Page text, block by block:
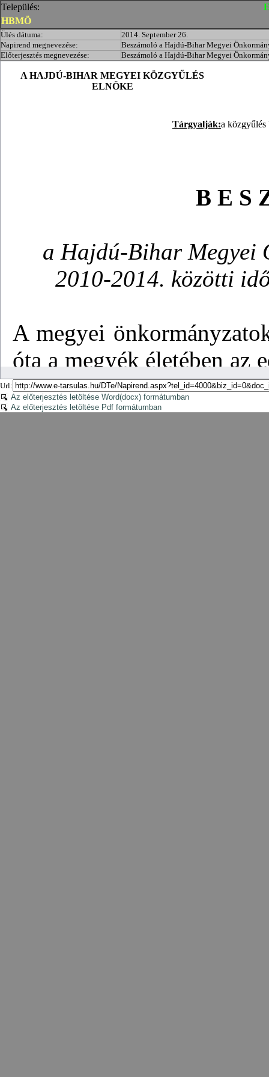
Település:
HBMÖ
Ülés dátuma:
2014. September 26.
Napirend megnevezése:
Beszámoló a Hajdú-Bihar Megyei
Előterjesztés megnevezése:
Beszámoló a Hajdú-Bihar Megyei
Url:
Az előterjesztés letöltése Word(docx) formátumban
Az előterjesztés letöltése Pdf formátumban